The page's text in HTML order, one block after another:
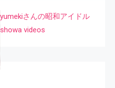
yumekiさんの昭和アイドル
showa videos